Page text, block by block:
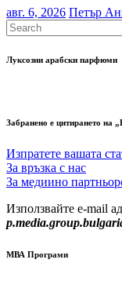
авг. 6, 2026 Петър
Луксозни арабски парфюми
Забранено е цитирането на
Изпратете вашата
За връзка с нас
За медиино
Използвайте e-mail
МВА Програми